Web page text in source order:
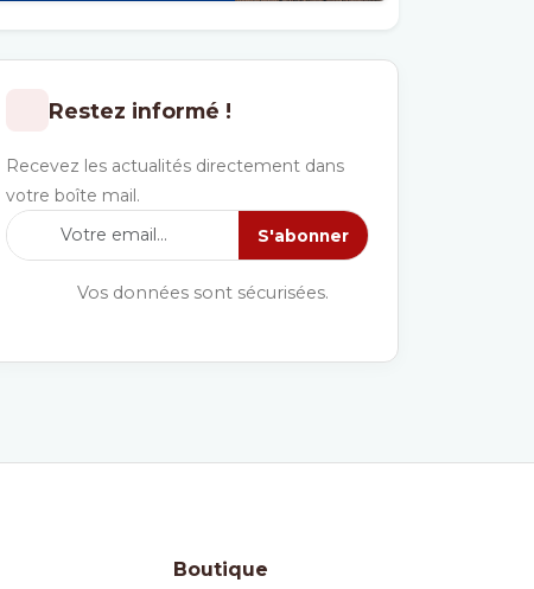
Restez informé !
Recevez les actualités directement dans
votre boîte mail.
S'abonner
Vos données sont sécurisées.
Boutique